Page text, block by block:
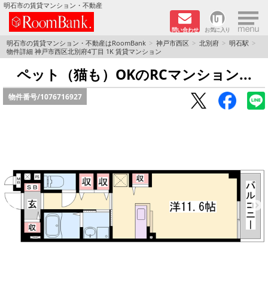
明石市の賃貸マンション・不動産
問い合わせ お気に入り ×
TOPページ
分譲マンションシリーズ
リノベーション物件
路線·駅から探す
地域から探す
地図から探す
明石市の賃貸マンション・不動産はRoomBank 神戸市西区 北別府
明石駅
物件詳細 神戸市西区北別府4丁目 1K 賃貸マンション
ペット（猫も）OKのRCマンション...
物件番号/1076716927